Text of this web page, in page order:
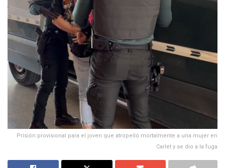
Prisión provisional para el joven que atropelló mortalmente a una mujer en
Carlet y se dio a la fuga